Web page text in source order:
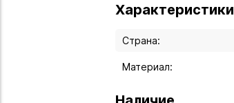
Характеристики
Страна:
Материал: